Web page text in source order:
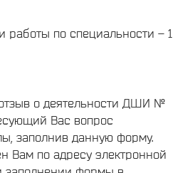
по специальности – 1
о деятельности ДШИ №
Вас вопрос
заполнив данную форму.
Вам по адресу электронной